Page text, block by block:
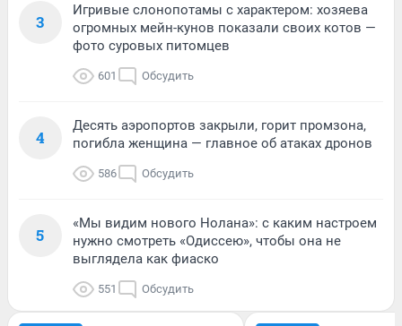
3
Игривые слонопотамы с характером: хозяева
огромных мейн-кунов показали своих котов —
фото суровых питомцев
601 Обсудить
4
Десять аэропортов закрыли, горит промзона,
погибла женщина — главное об атаках дронов
586 Обсудить
5
«Мы видим нового Нолана»: с каким настроем
нужно смотреть «Одиссею», чтобы она не
выглядела как фиаско
551 Обсудить